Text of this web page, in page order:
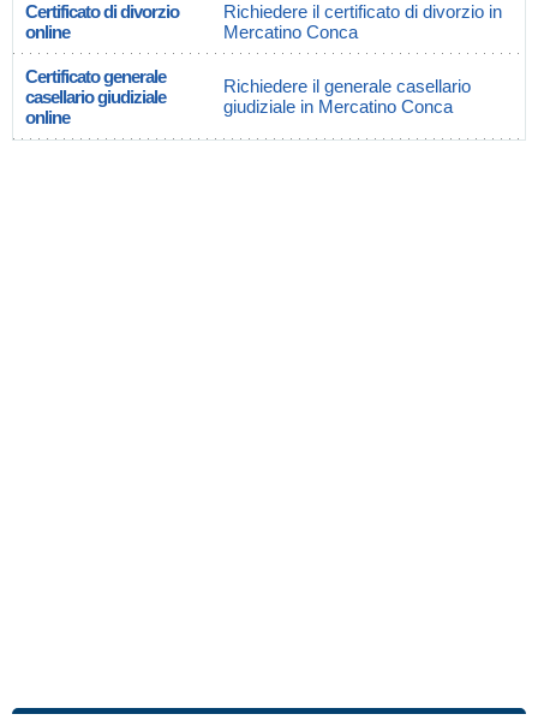
Certificato di divorzio
online
Richiedere il certificato di divorzio in
Mercatino Conca
Certificato generale
casellario giudiziale
online
Richiedere il generale casellario
giudiziale in Mercatino Conca